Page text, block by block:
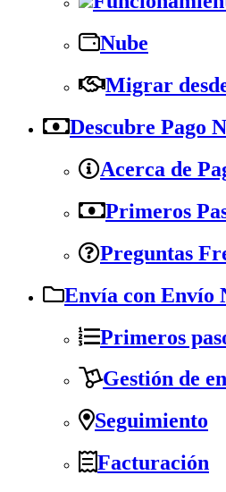
Nube
Migrar
Descubre Pago
Acerca de
Primeros
Preguntas
Envía con Envío
Primeros
Gestión de
Seguimiento
Facturación